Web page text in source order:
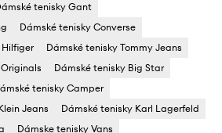
tenisky Gant
Dámské tenisky Converse
Hilfiger
Dámské tenisky Tommy Jeans
Dámské tenisky Big Star
tenisky Camper
Jeans
Dámské tenisky Karl Lagerfeld
Dámske tenisky Vans